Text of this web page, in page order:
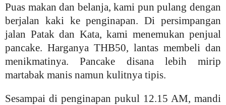
Puas makan dan belanja, kami pun pulang dengan
berjalan kaki ke penginapan. Di persimpangan
jalan Patak dan Kata, kami menemukan penjual
pancake. Harganya THB50, lantas membeli dan
menikmatinya. Pancake disana lebih mirip
martabak manis namun kulitnya tipis.
Sesampai di penginapan pukul 12.15 AM, mandi